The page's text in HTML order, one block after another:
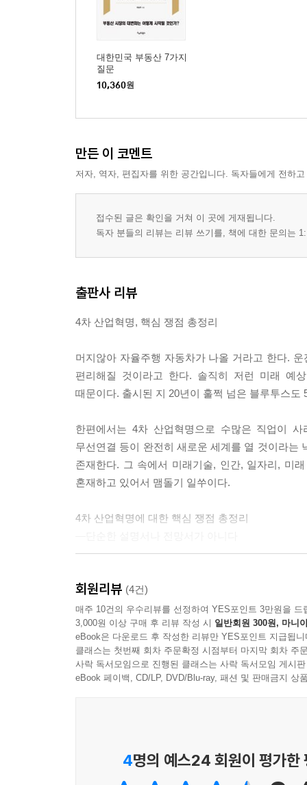
대한민국 부동산 7가지
질문
10,360원
만든 이 코멘트
저자, 역자, 편집자를 위한 공간입니다. 독자들에게 전하
접수된 글은 확인을 거쳐 이 곳에 게재됩니다.
독자 분들의 리뷰는 리뷰 쓰기를, 책에 대한 문의는
출판사 리뷰
4차 산업혁명, 핵심 쟁점 총정리
머지않아 자율주행 자동차가 나올 거라고 한다.
편리해질 것이라고 한다. 솔직히 저런 미래 예
때문이다. 출시된 지 20년이 훌쩍 넘은 블루투스
한편에서는 4차 산업혁명으로 수많은 직업이
무선연결 등이 완전히 새로운 세계를 열 것이라는
존재한다. 그 속에서 미래기술, 인간, 일자리, 미
혼재하고 있어서 맴돌기 일쑤이다.
4차 산업혁명에 대한 핵심 쟁점 총정리
설명서나 전망서가 대종을 이루었다.
하지만 『4차 산업혁명 당신이 놓치는 12가지 질
핵심 쟁점들을 총정리하여 “미래엔 일자리가 사
불안하다”, “블록체인은 미래의 화폐다 vs 블록체
묻고 답하는 과정에서, 4차 산업혁명이 일으킬 변
『4차 산업혁명 당신이 놓치는 12가지 질문』에
회원리뷰 (4건)
매주 10건의 우수리뷰를 선정하여 YES포인트 3만원을 드
3,000원 이상 구매 후 리뷰 작성 시 일반회원 300원, 마니
eBook은 다운로드 후 작성한 리뷰만 YES포인트 지급됩니
클래스는 첫번째 회차 주문확정 시점부터 마지막 회차 주
사락 독서모임으로 진행된 클래스는 사락 독서모임 게시
eBook 페이백, CD/LP, DVD/Blu-ray, 패션 및 판매금지 상
4명의 예스24 회원이 평가한